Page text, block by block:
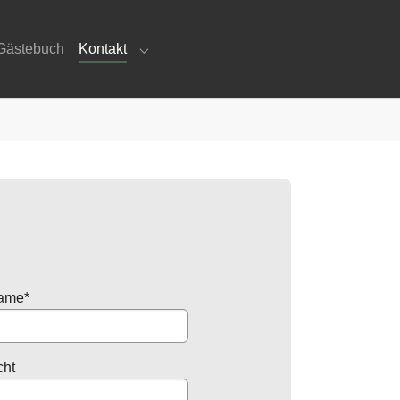
for "Freizeit"
Kontakt(current)
Submenu for "Kontakt"
*